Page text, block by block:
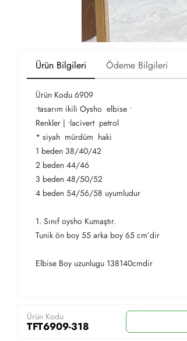
Ürün Bilgileri Ödeme Bilgileri
Ürün Kodu 6909
•tasarım ikili Oysho elbise •
Renkler | •lacivert petrol
* siyah mürdüm haki
1 beden 38/40/42
2 beden 44/46
3 beden 48/50/52
4 beden 54/56/58 uyumludur
1. Sınıf oysho Kumaştır.
Tunik ön boy 55 arka boy 65 cm’dir
Elbise Boy uzunlugu 138140cmdir
Ürün Kodu
TFT6909-318